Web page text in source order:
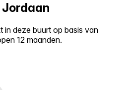
in deze buurt op basis van
12 maanden.